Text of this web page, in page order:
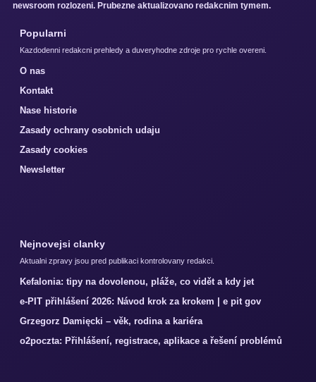
newsroom rozlozeni. Prubezne aktualizovano redakcnim tymem.
Popularni
Kazdodenni redakcni prehledy a duveryhodne zdroje pro rychle overeni.
O nas
Kontakt
Nase historie
Zasady ochrany osobnich udaju
Zasady cookies
Newsletter
Nejnovejsi clanky
Aktualni zpravy jsou pred publikaci kontrolovany redakci.
Kefalonia: tipy na dovolenou, pláže, co vidět a kdy jet
e-PIT přihlášení 2026: Návod krok za krokem | e pit gov
Grzegorz Damięcki – věk, rodina a kariéra
o2poczta: Přihlášení, registrace, aplikace a řešení problémů